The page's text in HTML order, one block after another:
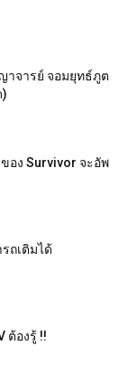
จารย์ จอมยุทธ์ภูต
ของ Survivor จะอัพ
ถเติมได้
ต้องรู้ !!